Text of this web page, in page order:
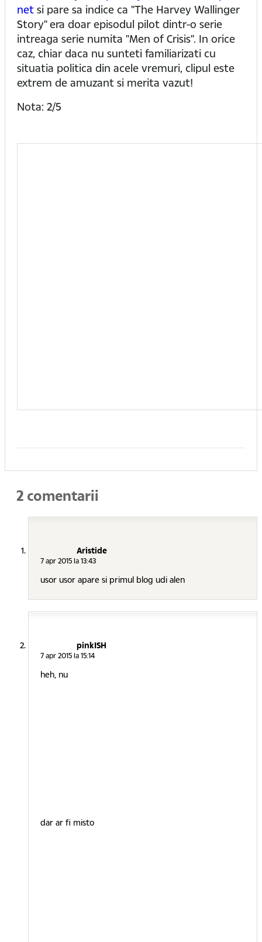
net si pare sa indice ca "The Harvey Wallinger
Story" era doar episodul pilot dintr-o serie
intreaga serie numita "Men of Crisis". In orice
caz, chiar daca nu sunteti familiarizati cu
situatia politica din acele vremuri, clipul este
extrem de amuzant si merita vazut!
Nota: 2/5
2 comentarii
Aristide
7 apr 2015 la 13:43
usor usor apare si primul blog udi alen
pinkISH
7 apr 2015 la 15:14
heh, nu
dar ar fi misto